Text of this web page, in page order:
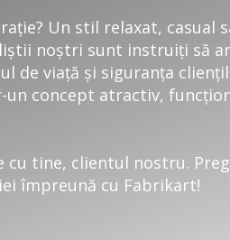
Un stil relaxat, casual
noștri sunt instruiți să
de viață și siguranța
concept atractiv,
cu tine, clientul nostru.
împreună cu Fabrikart!